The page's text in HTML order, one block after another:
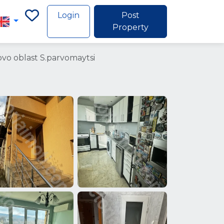
Login
Post
Property
oblast S.parvomaytsi